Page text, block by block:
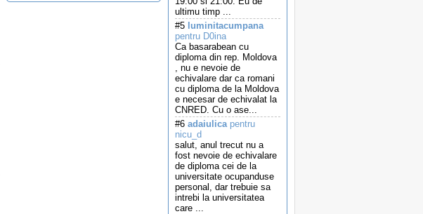
ultimu timp ...
#5 luminitacumpana
pentru D0ina
Ca basarabean cu
diploma din rep. Moldova
, nu e nevoie de
echivalare dar ca romani
cu diploma de la Moldova
e necesar de echivalat la
CNRED. Cu o ase...
#6 adaiulicapentru
nicu_d
salut, anul trecut nu a
fost nevoie de echivalare
de diploma cei de la
universitate ocupanduse
personal, dar trebuie sa
intrebi la universitatea
care ...